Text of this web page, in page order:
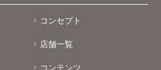
コンセプト
店舗一覧
コンテンツ